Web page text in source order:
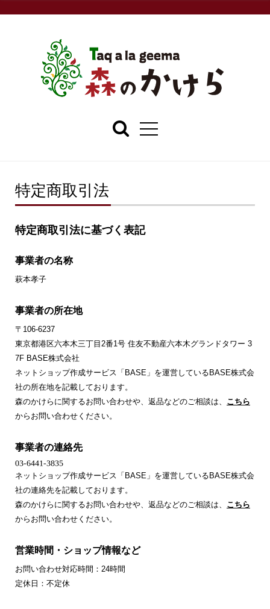
特定商取引法
特定商取引法に基づく表記
事業者の名称
萩本孝子
事業者の所在地
〒106-6237
東京都港区六本木三丁目2番1号 住友不動産六本木グランドタワー 3
7F BASE株式会社
ネットショップ作成サービス「BASE」を運営しているBASE株式会
社の所在地を記載しております。
森のかけらに関するお問い合わせや、返品などのご相談は、 こちら
からお問い合わせください。
事業者の連絡先
ネットショップ作成サービス「BASE」を運営しているBASE株式会
社の連絡先を記載しております。
森のかけらに関するお問い合わせや、返品などのご相談は、 こちら
からお問い合わせください。
営業時間・ショップ情報など
お問い合わせ対応時間：24時間
定休日：不定休